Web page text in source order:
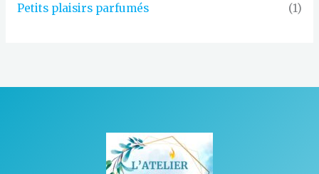
Petits plaisirs parfumés (1)